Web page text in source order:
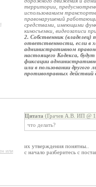
территории,
использованием
правонарушений
средствами, имеющими
киносъемки, видеозаписи
2. Собственник
ответственности, если в
административном
настоящего Кодекса,
фиксации
или в пользовании
противоправных действий
или
Цитата (Грачев А.В. ИП @
что делать?
их утверждения понятны..
с начало разберитесь с